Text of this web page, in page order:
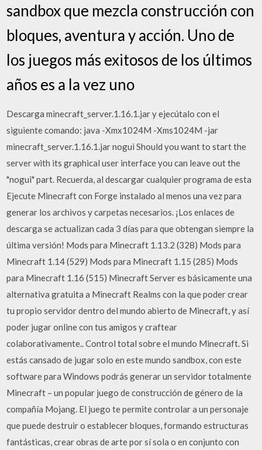
sandbox que mezcla construcción con
bloques, aventura y acción. Uno de
los juegos más exitosos de los últimos
años es a la vez uno
Descarga minecraft_server.1.16.1.jar y ejecútalo con el
siguiente comando: java -Xmx1024M -Xms1024M -jar
minecraft_server.1.16.1.jar nogui Should you want to start the
server with its graphical user interface you can leave out the
"nogui" part. Recuerda, al descargar cualquier programa de esta
Ejecute Minecraft con Forge instalado al menos una vez para
generar los archivos y carpetas necesarios. ¡Los enlaces de
descarga se actualizan cada 3 días para que obtengan siempre la
última versión! Mods para Minecraft 1.13.2 (328) Mods para
Minecraft 1.14 (529) Mods para Minecraft 1.15 (285) Mods
para Minecraft 1.16 (515) Minecraft Server es básicamente una
alternativa gratuita a Minecraft Realms con la que poder crear
tu propio servidor dentro del mundo abierto de Minecraft, y así
poder jugar online con tus amigos y craftear
colaborativamente.. Control total sobre el mundo Minecraft. Si
estás cansado de jugar solo en este mundo sandbox, con este
software para Windows podrás generar un servidor totalmente
Minecraft – un popular juego de construcción de género de la
compañía Mojang. El juego te permite controlar a un personaje
que puede destruir o establecer bloques, formando estructuras
fantásticas, crear obras de arte por sí sola o en conjunto con